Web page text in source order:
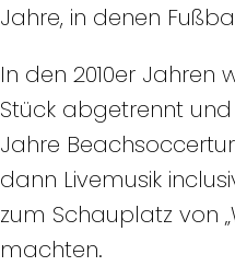
Jahre, in denen
In den 2010er Jahren
Stück abgetrennt
Jahre
dann Livemusik
zum Schauplatz von
machten.